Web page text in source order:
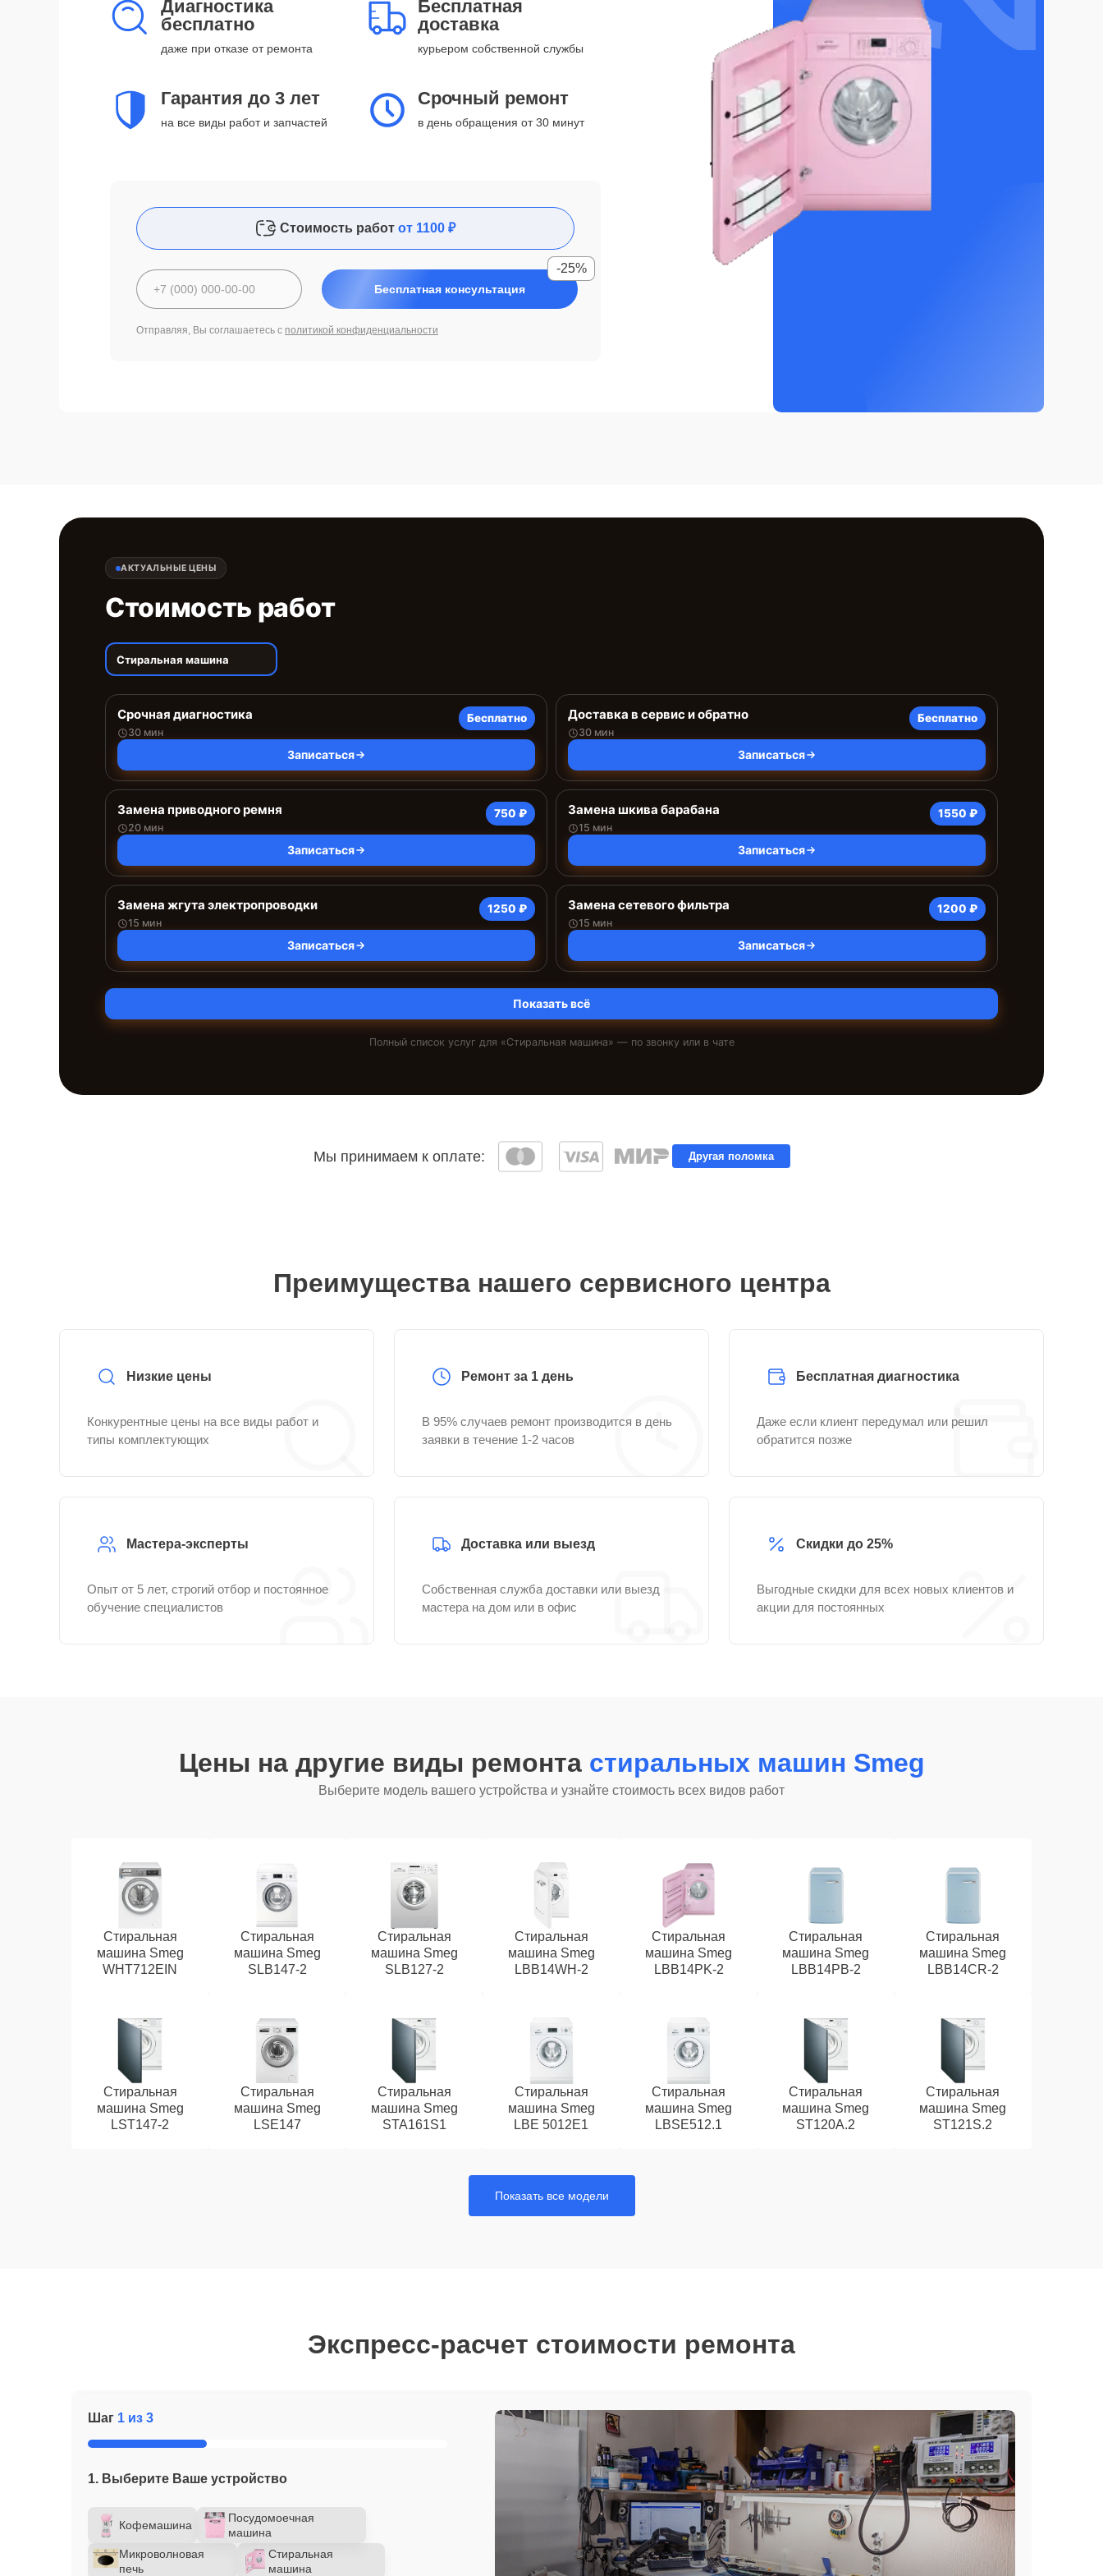
Диагностика
бесплатно
даже при отказе от ремонта
Бесплатная
доставка
курьером собственной службы
Гарантия до 3 лет
на все виды работ и запчастей
Срочный ремонт
в день обращения от 30 минут
Стоимость работ от 1100 ₽
Бесплатная консультация
-25%
Отправляя, Вы соглашаетесь с политикой конфиденциальности
АКТУАЛЬНЫЕ ЦЕНЫ
Стоимость работ
Стиральная машина
Срочная диагностика
30 мин
Бесплатно
Записаться
Доставка в сервис и обратно
30 мин
Бесплатно
Записаться
Замена приводного ремня
20 мин
750 ₽
Записаться
Замена шкива барабана
15 мин
1550 ₽
Записаться
Замена жгута электропроводки
15 мин
1250 ₽
Записаться
Замена сетевого фильтра
15 мин
1200 ₽
Записаться
Показать всё
Полный список услуг для «Стиральная машина» — по звонку или в чате
Мы принимаем к оплате: Другая поломка
Преимущества нашего сервисного центра
Низкие цены
Конкурентные цены на все виды работ и
типы комплектующих
Ремонт за 1 день
В 95% случаев ремонт производится в день
заявки в течение 1-2 часов
Бесплатная диагностика
Даже если клиент передумал или решил
обратится позже
Мастера-эксперты
Опыт от 5 лет, строгий отбор и постоянное
обучение специалистов
Доставка или выезд
Собственная служба доставки или выезд
мастера на дом или в офис
Скидки до 25%
Выгодные скидки для всех новых клиентов и
акции для постоянных
Цены на другие виды ремонта стиральных машин Smeg
Выберите модель вашего устройства и узнайте стоимость всех видов работ
Стиральная
машина Smeg
WHT712EIN
Стиральная
машина Smeg
SLB147-2
Стиральная
машина Smeg
SLB127-2
Стиральная
машина Smeg
LBB14WH-2
Стиральная
машина Smeg
LBB14PK-2
Стиральная
машина Smeg
LBB14PB-2
Стиральная
машина Smeg
LBB14CR-2
Стиральная
машина Smeg
LST147-2
Стиральная
машина Smeg
LSE147
Стиральная
машина Smeg
STA161S1
Стиральная
машина Smeg
LBE 5012E1
Стиральная
машина Smeg
LBSE512.1
Стиральная
машина Smeg
ST120A.2
Стиральная
машина Smeg
ST121S.2
Показать все модели
Экспресс-расчет стоимости ремонта
Шаг 1 из 3
1. Выберите Ваше устройство
Кофемашина
Посудомоечная
машина
Микроволновая
печь
Стиральная
машина